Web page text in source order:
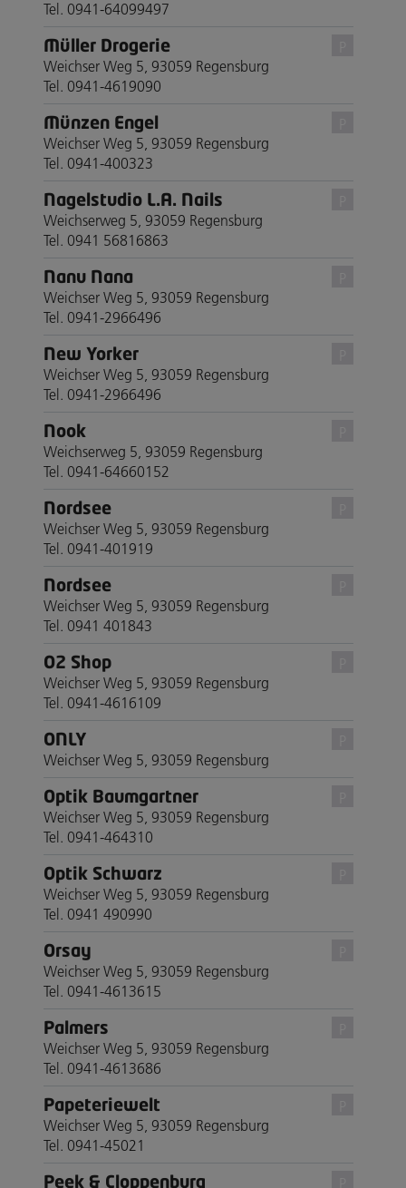
Tel. 0941-64099497
Müller Drogerie
Weichser Weg 5, 93059 Regensburg
Tel. 0941-4619090
Münzen Engel
Weichser Weg 5, 93059 Regensburg
Tel. 0941-400323
Nagelstudio L.A. Nails
Weichserweg 5, 93059 Regensburg
Tel. 0941 56816863
Nanu Nana
Weichser Weg 5, 93059 Regensburg
Tel. 0941-2966496
New Yorker
Weichser Weg 5, 93059 Regensburg
Tel. 0941-2966496
Nook
Weichserweg 5, 93059 Regensburg
Tel. 0941-64660152
Nordsee
Weichser Weg 5, 93059 Regensburg
Tel. 0941-401919
Nordsee
Weichser Weg 5, 93059 Regensburg
Tel. 0941 401843
O2 Shop
Weichser Weg 5, 93059 Regensburg
Tel. 0941-4616109
ONLY
Weichser Weg 5, 93059 Regensburg
Optik Baumgartner
Weichser Weg 5, 93059 Regensburg
Tel. 0941-464310
Optik Schwarz
Weichser Weg 5, 93059 Regensburg
Tel. 0941 490990
Orsay
Weichser Weg 5, 93059 Regensburg
Tel. 0941-4613615
Palmers
Weichser Weg 5, 93059 Regensburg
Tel. 0941-4613686
Papeteriewelt
Weichser Weg 5, 93059 Regensburg
Tel. 0941-45021
Peek & Cloppenburg